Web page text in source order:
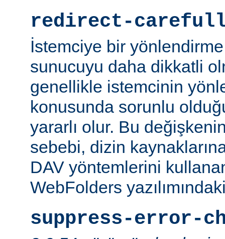
redirect-
İstemciye bir
sunucuyu daha dikkatli
genellikle istemcinin
konusunda sorunlu
yararlı olur. Bu
sebebi, dizin
DAV yöntemlerini
WebFolders
suppress-error-